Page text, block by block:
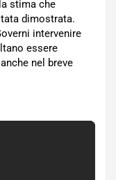
stima che
dimostrata.
intervenire
essere
nel breve